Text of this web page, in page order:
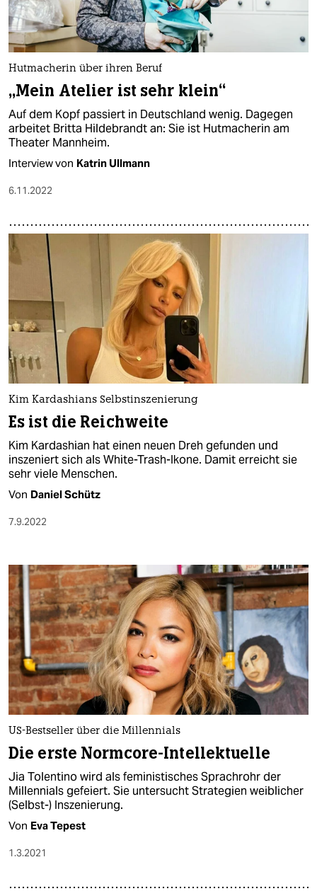
Hutmacherin über ihren Beruf
„Mein Atelier ist sehr klein“
Auf dem Kopf passiert in Deutschland wenig. Dagegen
arbeitet Britta Hildebrandt an: Sie ist Hutmacherin am
Theater Mannheim.
Interview von Katrin Ullmann
6.11.2022
Kim Kardashians Selbstinszenierung
Es ist die Reichweite
Kim Kardashian hat einen neuen Dreh gefunden und
inszeniert sich als White-Trash-Ikone. Damit erreicht sie
sehr viele Menschen.
Von Daniel Schütz
7.9.2022
US-Bestseller über die Millennials
Die erste Normcore-Intellektuelle
Jia Tolentino wird als feministisches Sprachrohr der
Millennials gefeiert. Sie untersucht Strategien weiblicher
(Selbst-) Inszenierung.
Von Eva Tepest
1.3.2021